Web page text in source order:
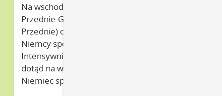
Na wschodnim krańcu powiatu Pomorze
Przednie-Greifswald (Meklemburgia-Pomorze
Przednie) oraz Uckermark (Brandenburgia)
Niemcy spotykają się z Polską – i odwrotnie.
Intensywnie rozwija sie tutaj niespotykana
dotąd na wiejskich obszarach Wschodnich
Niemiec społeczność migracyjna.